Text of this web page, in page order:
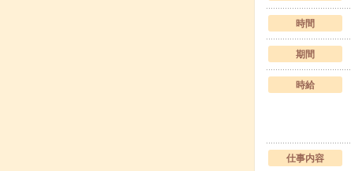
時間
期間
時給
仕事内容